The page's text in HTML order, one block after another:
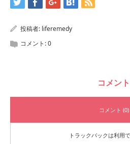
投稿者: liferemedy
コメント:0
コメント
コメント (0)
トラックバックは利用